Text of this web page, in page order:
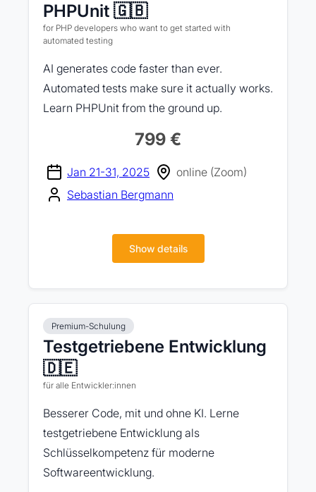
PHPUnit 🇬🇧
for PHP developers who want to get started with
automated testing
AI generates code faster than ever.
Automated tests make sure it actually works.
Learn PHPUnit from the ground up.
799 €
Jan 21-31, 2025
online (Zoom)
Sebastian Bergmann
Show details
Premium-Schulung
Testgetriebene Entwicklung
🇩🇪
für alle Entwickler:innen
Besserer Code, mit und ohne KI. Lerne
testgetriebene Entwicklung als
Schlüsselkompetenz für moderne
Softwareentwicklung.